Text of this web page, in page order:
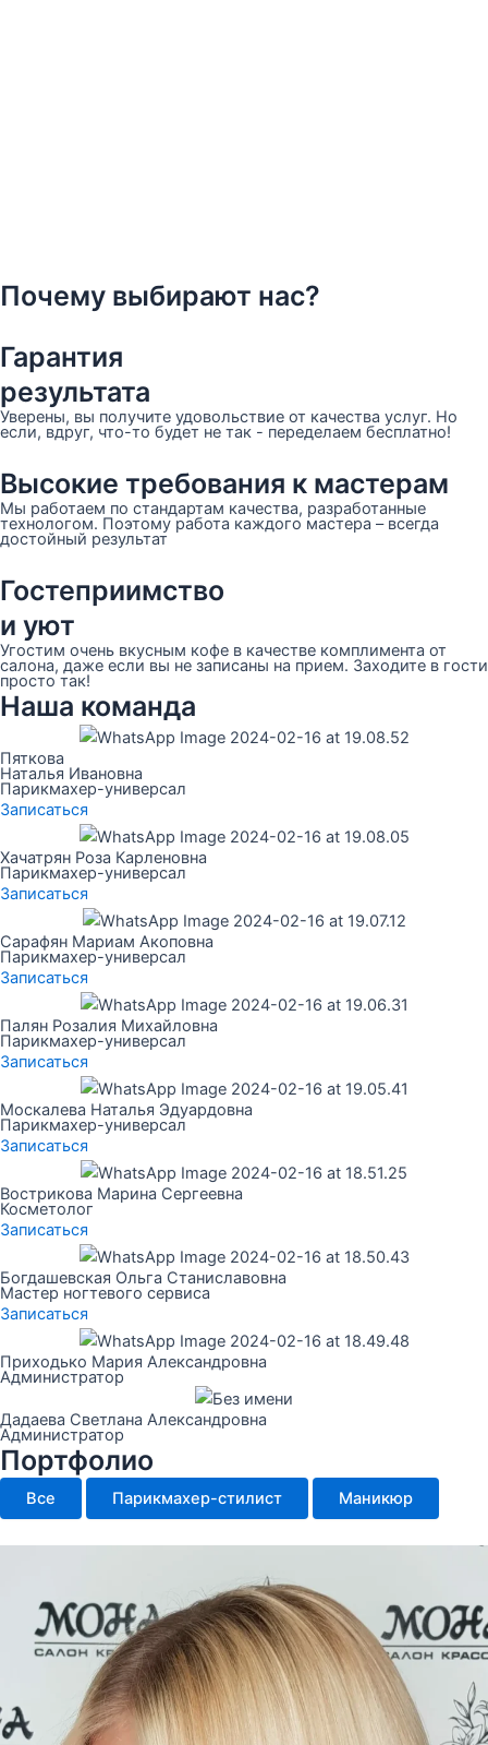
Почему выбирают нас?
Гарантия
результата
Уверены, вы получите удовольствие от качества услуг. Но
если, вдруг, что-то будет не так - переделаем бесплатно!
Высокие требования к мастерам
Мы работаем по стандартам качества, разработанные
технологом. Поэтому работа каждого мастера – всегда
достойный результат
Гостеприимство
и уют
Угостим очень вкусным кофе в качестве комплимента от
салона, даже если вы не записаны на прием. Заходите в гости
просто так!
Наша команда
Пяткова
Наталья Ивановна
Парикмахер-универсал
Записаться
Хачатрян Роза Карленовна
Парикмахер-универсал
Записаться
Сарафян Мариам Акоповна
Парикмахер-универсал
Записаться
Палян Розалия Михайловна
Парикмахер-универсал
Записаться
Москалева Наталья Эдуардовна
Парикмахер-универсал
Записаться
Вострикова Марина Сергеевна
Косметолог
Записаться
Богдашевская Ольга Станиславовна
Мастер ногтевого сервиса
Записаться
Приходько Мария Александровна
Администратор
Дадаева Светлана Александровна
Администратор
Портфолио
Все Парикмахер-стилист Маникюр